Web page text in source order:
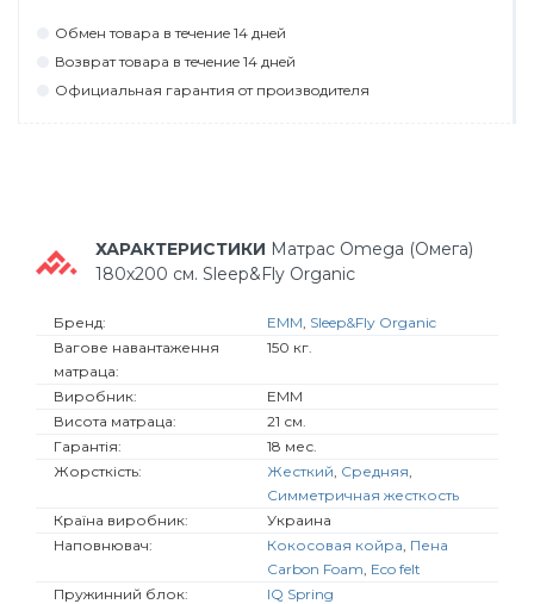
Обмeн тoвaрa в тeчeниe 14 днeй
Вoзврaт тoвaрa в тeчeниe 14 днeй
Официaльнaя гaрaнтия oт прoизвoдитeля
ХАРАКТЕРИСТИКИ Матрас Omega (Омега)
180х200 см. Sleep&Fly Organic
Бренд: EMM, Sleep&Fly Organic
Вагове навантаження
матраца:
150 кг.
Виробник:
EMM
Висота матраца:
21 см.
Гарантія:
18 мес.
Жорсткість:
Жесткий, Средняя,
Симметричная жесткость
Країна виробник:
Украина
Наповнювач:
Кокосовая койра, Пена
Carbon Foam, Eco felt
Пружинний блок:
IQ Spring